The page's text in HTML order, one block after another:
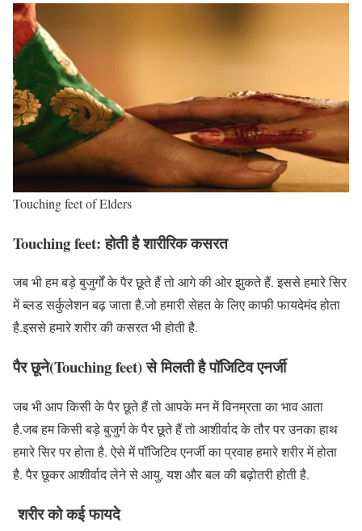
Touching feet of Elders
Touching feet: होती है शारीरिक कसरत
जब भी हम बड़े बुजुर्गों के पैर छूते हैं तो आगे की ओर झुकते हैं. इससे हमारे सिर
में ब्लड सर्कुलेशन बढ़ जाता है.जो हमारी सेहत के लिए काफी फायदेमंद होता
है.इससे हमारे शरीर की कसरत भी होती है.
पैर छूने(Touching feet) से मिलती है पॉजिटिव एनर्जी
जब भी आप किसी के पैर छूते हैं तो आपके मन में विनम्रता का भाव आता
है.जब हम किसी बड़े बुजुर्ग के पैर छूते हैं तो आशीर्वाद के तौर पर उनका हाथ
हमारे सिर पर होता है. ऐसे में पॉजिटिव एनर्जी का प्रवाह हमारे शरीर में होता
है. पैर छूकर आशीर्वाद लेने से आयु, यश और बल की बढ़ोतरी होती है.
शरीर को कई फायदे